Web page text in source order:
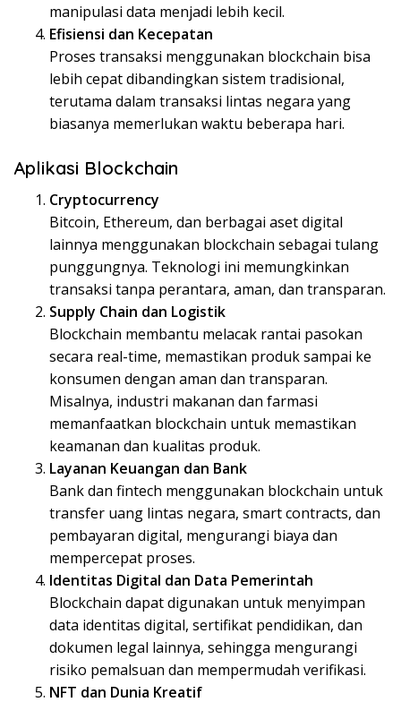
manipulasi data menjadi lebih kecil.
Efisiensi dan Kecepatan
Proses transaksi menggunakan blockchain bisa
lebih cepat dibandingkan sistem tradisional,
terutama dalam transaksi lintas negara yang
biasanya memerlukan waktu beberapa hari.
Aplikasi Blockchain
Cryptocurrency
Bitcoin, Ethereum, dan berbagai aset digital
lainnya menggunakan blockchain sebagai tulang
punggungnya. Teknologi ini memungkinkan
transaksi tanpa perantara, aman, dan transparan.
Supply Chain dan Logistik
Blockchain membantu melacak rantai pasokan
secara real-time, memastikan produk sampai ke
konsumen dengan aman dan transparan.
Misalnya, industri makanan dan farmasi
memanfaatkan blockchain untuk memastikan
keamanan dan kualitas produk.
Layanan Keuangan dan Bank
Bank dan fintech menggunakan blockchain untuk
transfer uang lintas negara, smart contracts, dan
pembayaran digital, mengurangi biaya dan
mempercepat proses.
Identitas Digital dan Data Pemerintah
Blockchain dapat digunakan untuk menyimpan
data identitas digital, sertifikat pendidikan, dan
dokumen legal lainnya, sehingga mengurangi
risiko pemalsuan dan mempermudah verifikasi.
NFT dan Dunia Kreatif